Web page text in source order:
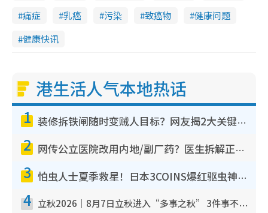
痛症
乳癌 污染 致癌物
健康问题
健康快讯
港生活人气本地热话
1 装修拆铁闸随时变贼人目标？网友揭2大关键用途：装新款等于白装？附新旧铁闸分别
2 网传公立医院改用内地/副厂药？医生拆解正副厂分别，揭4类人换药随时出事
3 怕虫人士夏季救星！日本3COINS爆红驱虫神器$45起 1招“全程免触碰”轻松搞定小强
4 立秋2026｜8月7日立秋进入“多事之秋” 3件事不可做！专家教6招开运 清杂物／钱包纳气接好运